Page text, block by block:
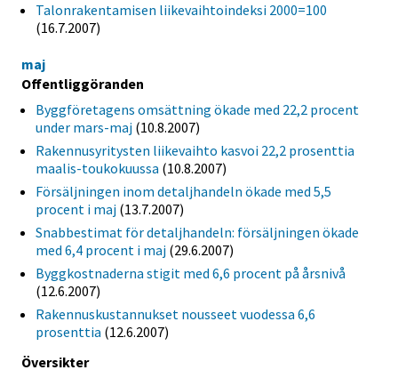
Talonrakentamisen liikevaihtoindeksi 2000=100
(16.7.2007)
maj
Offentliggöranden
Byggföretagens omsättning ökade med 22,2 procent
under mars-maj (10.8.2007)
Rakennusyritysten liikevaihto kasvoi 22,2 prosenttia
maalis-toukokuussa (10.8.2007)
Försäljningen inom detaljhandeln ökade med 5,5
procent i maj (13.7.2007)
Snabbestimat för detaljhandeln: försäljningen ökade
med 6,4 procent i maj (29.6.2007)
Byggkostnaderna stigit med 6,6 procent på årsnivå
(12.6.2007)
Rakennuskustannukset nousseet vuodessa 6,6
prosenttia (12.6.2007)
Översikter